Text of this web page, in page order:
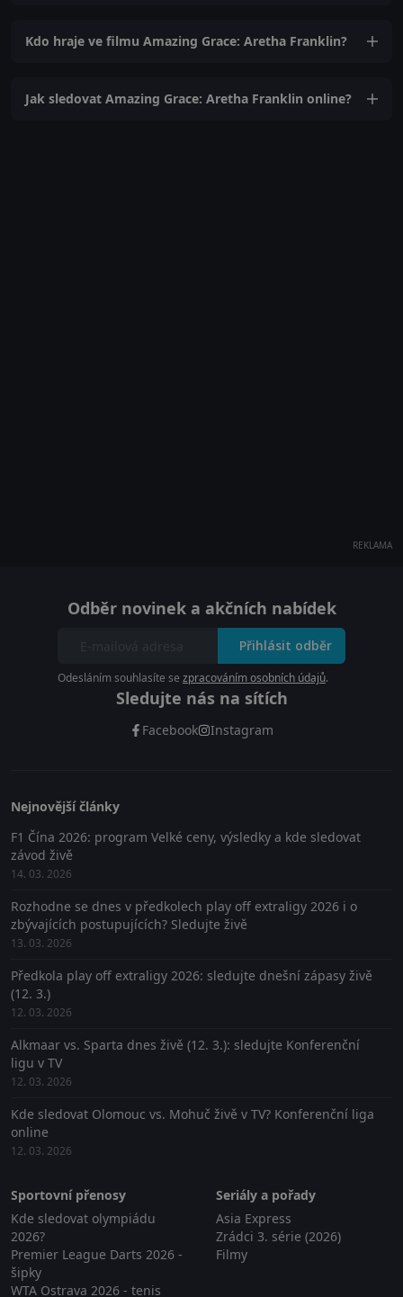
Kdo hraje ve filmu Amazing Grace: Aretha Franklin?
Jak sledovat Amazing Grace: Aretha Franklin online?
REKLAMA
Odběr novinek a akčních nabídek
Přihlásit odběr
Odesláním souhlasíte se zpracováním osobních údajů.
Sledujte nás na sítích
Facebook Instagram
Nejnovější články
F1 Čína 2026: program Velké ceny, výsledky a kde sledovat
závod živě
14. 03. 2026
Rozhodne se dnes v předkolech play off extraligy 2026 i o
zbývajících postupujících? Sledujte živě
13. 03. 2026
Předkola play off extraligy 2026: sledujte dnešní zápasy živě
(12. 3.)
12. 03. 2026
Alkmaar vs. Sparta dnes živě (12. 3.): sledujte Konferenční
ligu v TV
12. 03. 2026
Kde sledovat Olomouc vs. Mohuč živě v TV? Konferenční liga
online
12. 03. 2026
Sportovní přenosy
Kde sledovat olympiádu
2026?
Premier League Darts 2026 -
šipky
WTA Ostrava 2026 - tenis
Seriály a pořady
Asia Express
Zrádci 3. série (2026)
Filmy